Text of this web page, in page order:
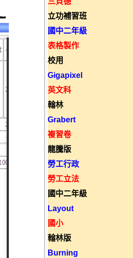
立功補習班
國中二年級
表格製作
校用
Gigapixel
英文科
翰林
Grabert
複習卷
龍騰版
勞工行政
勞工立法
國中二年級
Layout
國小
翰林版
Burning